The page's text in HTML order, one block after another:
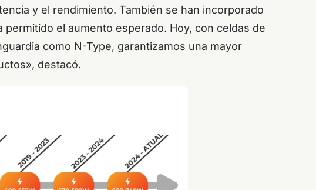
y el rendimiento. También se han incorporado
permitido el aumento esperado. Hoy, con celdas de
como N-Type, garantizamos una mayor
destacó.